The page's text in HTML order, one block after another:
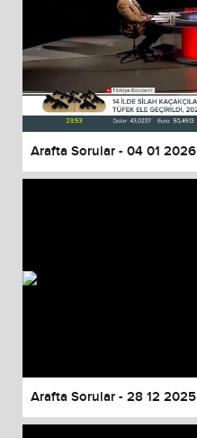
Arafta Sorular - 04 01 2026
Arafta Sorular - 28 12 2025